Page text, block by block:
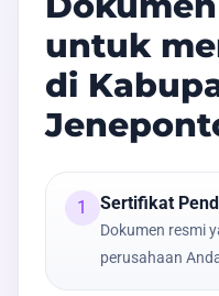
untuk
di
1 Sertifikat
Dokumen resmi
perusahaan